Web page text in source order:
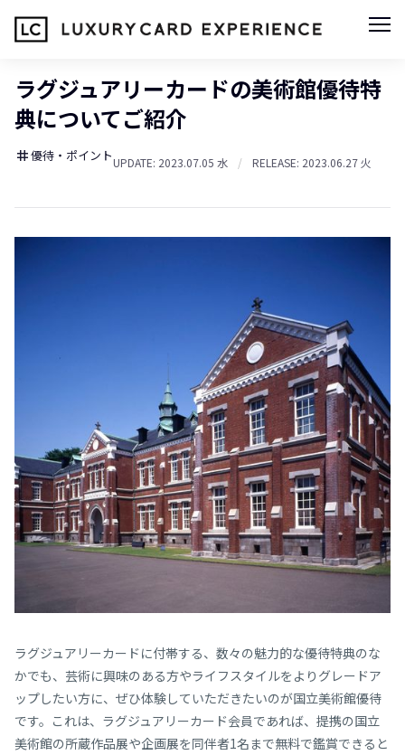
ラグジュアリーカードの美術館優待特
典についてご紹介
tag優待・ポイントUPDATE: 2023.07.05 水 / RELEASE: 2023.06.27 火
ラグジュアリーカードに付帯する、数々の魅力的な優待特典のな
かでも、芸術に興味のある方やライフスタイルをよりグレードア
ップしたい方に、ぜひ体験していただきたいのが国立美術館優待
です。これは、ラグジュアリーカード会員であれば、提携の国立
美術館の所蔵作品展や企画展を同伴者1名まで無料で鑑賞できると